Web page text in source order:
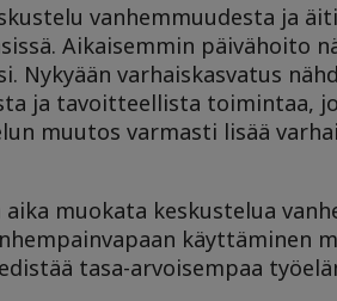
vanhemmuudesta ja
Aikaisemmin päivähoito
Nykyään varhaiskasvatus
ja tavoitteellista toimintaa,
muutos varmasti lisää
aika muokata keskustelua
käyttäminen
tasa-arvoisempaa